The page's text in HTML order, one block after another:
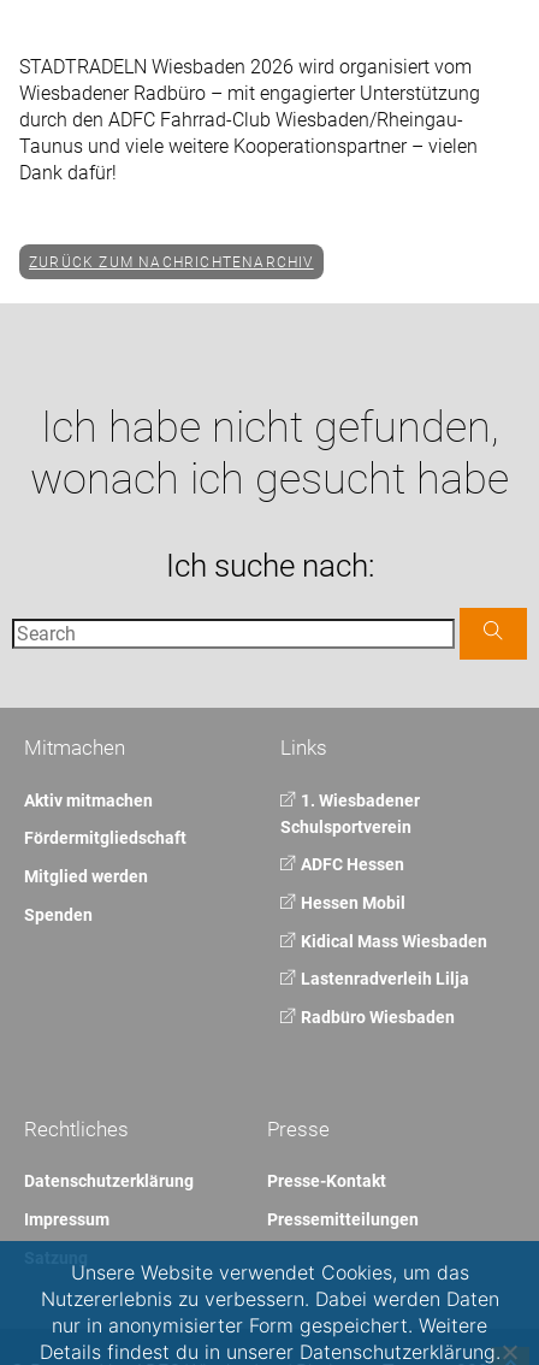
STADTRADELN Wiesbaden 2026 wird organisiert vom
Wiesbadener Radbüro – mit engagierter Unterstützung
durch den ADFC Fahrrad-Club Wiesbaden/Rheingau-
Taunus und viele weitere Kooperationspartner – vielen
Dank dafür!
ZURÜCK ZUM NACHRICHTENARCHIV
Ich habe nicht gefunden,
wonach ich gesucht habe
Ich suche nach:
Links
1. Wiesbadener
Schulsportverein
ADFC Hessen
Hessen Mobil
Kidical Mass Wiesbaden
Lastenradverleih Lilja
Radbüro Wiesbaden
Mitmachen
Aktiv mitmachen
Fördermitgliedschaft
Mitglied werden
Spenden
Presse
Presse-Kontakt
Pressemitteilungen
Rechtliches
Datenschutzerklärung
Impressum
Unsere Website verwendet Cookies, um das
Nutzererlebnis zu verbessern. Dabei werden Daten
nur in anonymisierter Form gespeichert. Weitere
Details findest du in unserer Datenschutzerklärung.